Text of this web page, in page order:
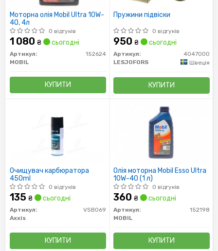
Моторна олія Mobil Ultra 10W-
40, 4л
0 відгуків
1 080 ₴ сьогодні
Артикул:
152624
MOBIL
КУПИТИ
Пружини підвіски
0 відгуків
950 ₴ сьогодні
Артикул:
4047000
LESJOFORS
Швеція
КУПИТИ
Очищувач карбюратора
450ml
0 відгуків
135 ₴ сьогодні
Артикул:
VSB069
Axxis
КУПИТИ
Олія моторна Mobil Esso Ultra
10W-40 (1 л)
0 відгуків
360 ₴ сьогодні
Артикул:
152198
MOBIL
КУПИТИ